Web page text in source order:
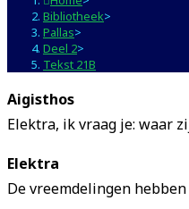
Bibliotheek>
Pallas>
Deel 2>
Tekst 21B
Aigisthos
Elektra, ik vraag je: waar
Elektra
De vreemdelingen